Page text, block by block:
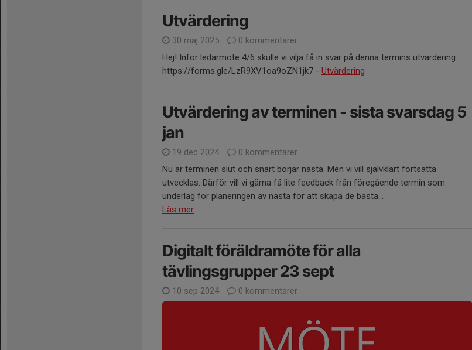
Utvärdering
30 maj 2025
0 kommentarer
Hej! Inför ledarmöte 4/6 skulle vi vilja få in svar på denna termins utvärdering:
https://forms.gle/LzR9XV1oa9oZN1jk7 - Utvärdering
Utvärdering av terminen - sista svarsdag 5
jan
19 dec 2024
0 kommentarer
Nu är terminen slut och snart börjar nästa. Men vi vill självklart fortsätta
utvecklas. Därför vill vi gärna få lite feedback från föregående termin som
underlag för planeringen av nästa för att skapa de bästa...
Läs mer
Digitalt föräldramöte för alla
tävlingsgrupper 23 sept
10 sep 2024 0 kommentarer